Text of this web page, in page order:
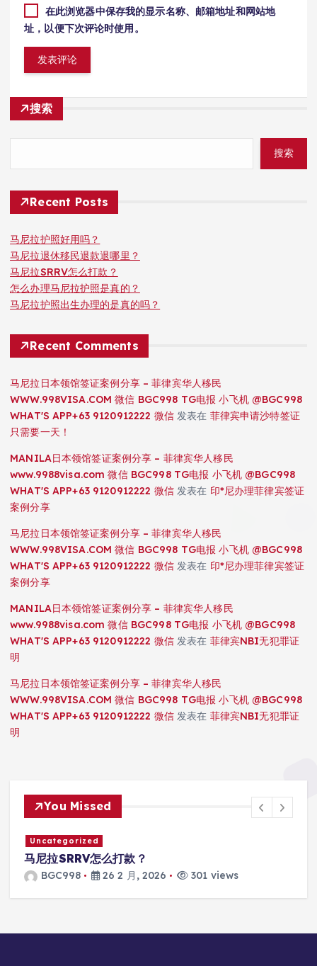
在此浏览器中保存我的显示名称、邮箱地址和网站地
址，以便下次评论时使用。
搜索
搜索
Recent Posts
马尼拉护照好用吗？
马尼拉退休移民退款退哪里？
马尼拉SRRV怎么打款？
怎么办理马尼拉护照是真的？
马尼拉护照出生办理的是真的吗？
Recent Comments
马尼拉日本领馆签证案例分享 – 菲律宾华人移民
WWW.998VISA.COM 微信 BGC998 TG电报 小飞机 @BGC998
WHAT'S APP+63 9120912222 微信发表在 菲律宾申请沙特签证
只需要一天！
MANILA日本领馆签证案例分享 – 菲律宾华人移民
www.9988visa.com 微信 BGC998 TG电报 小飞机 @BGC998
WHAT'S APP+63 9120912222 微信发表在 印*尼办理菲律宾签证
案例分享
马尼拉日本领馆签证案例分享 – 菲律宾华人移民
WWW.998VISA.COM 微信 BGC998 TG电报 小飞机 @BGC998
WHAT'S APP+63 9120912222 微信发表在 印*尼办理菲律宾签证
案例分享
MANILA日本领馆签证案例分享 – 菲律宾华人移民
www.9988visa.com 微信 BGC998 TG电报 小飞机 @BGC998
WHAT'S APP+63 9120912222 微信发表在 菲律宾NBI无犯罪证
明
马尼拉日本领馆签证案例分享 – 菲律宾华人移民
WWW.998VISA.COM 微信 BGC998 TG电报 小飞机 @BGC998
WHAT'S APP+63 9120912222 微信发表在 菲律宾NBI无犯罪证
明
You Missed
Uncategorized
马尼拉SRRV怎么打款？
BGC998 26 2 月, 2026 301 views